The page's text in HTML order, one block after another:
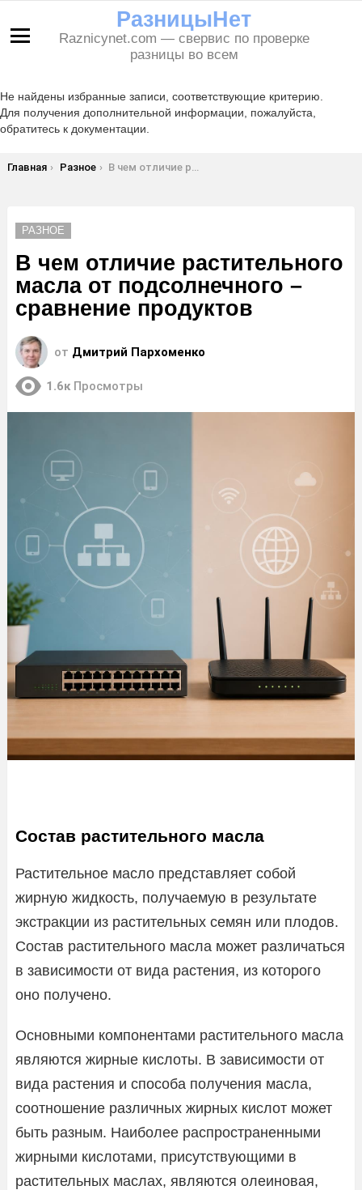
РазницыНет
Raznicynet.com — свервис по проверке
разницы во всем
Не найдены избранные записи, соответствующие критерию.
Для получения дополнительной информации, пожалуйста,
обратитесь к документации.
Вы здесь:
Главная Разное В чем отличие растительного масла от подсолнечного – сравнение продуктов
РАЗНОЕ
В чем отличие растительного
масла от подсолнечного –
сравнение продуктов
от Дмитрий Пархоменко
1.6к Просмотры
Состав растительного масла
Растительное масло представляет собой
жирную жидкость, получаемую в результате
экстракции из растительных семян или плодов.
Состав растительного масла может различаться
в зависимости от вида растения, из которого
оно получено.
Основными компонентами растительного масла
являются жирные кислоты. В зависимости от
вида растения и способа получения масла,
соотношение различных жирных кислот может
быть разным. Наиболее распространенными
жирными кислотами, присутствующими в
растительных маслах, являются олеиновая,